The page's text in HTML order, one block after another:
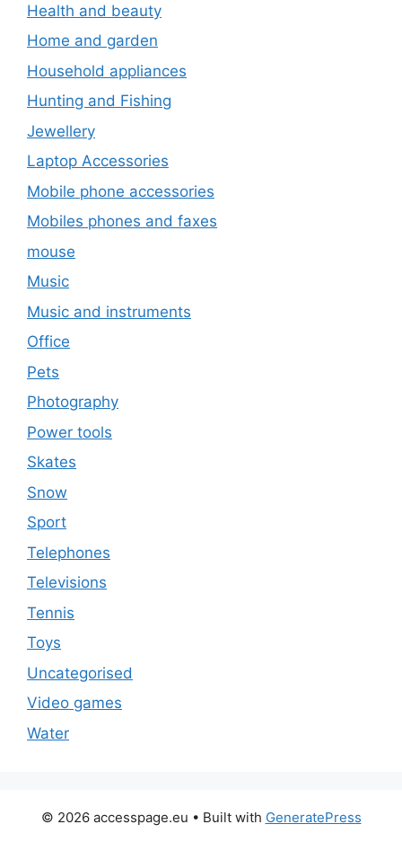
Health and beauty
Home and garden
Household appliances
Hunting and Fishing
Jewellery
Laptop Accessories
Mobile phone accessories
Mobiles phones and faxes
mouse
Music
Music and instruments
Office
Pets
Photography
Power tools
Skates
Snow
Sport
Telephones
Televisions
Tennis
Toys
Uncategorised
Video games
Water
© 2026 accesspage.eu • Built with GeneratePress